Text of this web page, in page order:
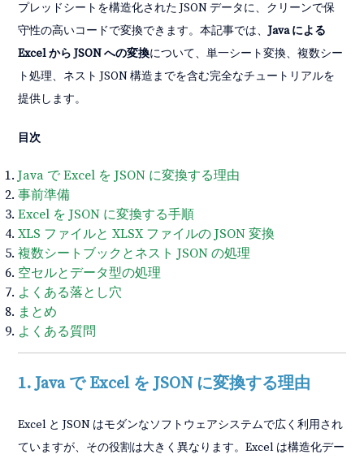
プレッドシートを構造化された JSON データに、クリーンで保
守性の高いコードで変換できます。本記事では、Java による
Excel から JSON への変換について、単一シート変換、複数シー
ト処理、ネスト JSON 構造までを含む完全なチュートリアルを
提供します。
目次
Java で Excel を JSON に変換する理由
事前準備
Excel を JSON に変換する手順
XLS ファイルと XLSX ファイルの JSON 変換
複数シートブックとネスト JSON の処理
空セルとデータ型の処理
よくある落とし穴
まとめ
よくある質問
1. Java で Excel を JSON に変換する理由
Excel と JSON はモダンなソフトウェアシステムで広く利用され
ていますが、その役割は大きく異なります。Excel は構造化デー